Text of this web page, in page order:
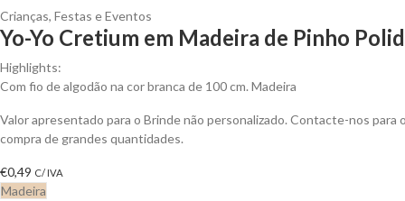
Crianças, Festas e Eventos
Yo-Yo Cretium em Madeira de Pinho
Highlights:
Com fio de algodão na cor branca de 100 cm. Madeira
Valor apresentado para o Brinde não personalizado. Contacte-nos para
compra de grandes quantidades.
€0,49 C/ IVA
Madeira